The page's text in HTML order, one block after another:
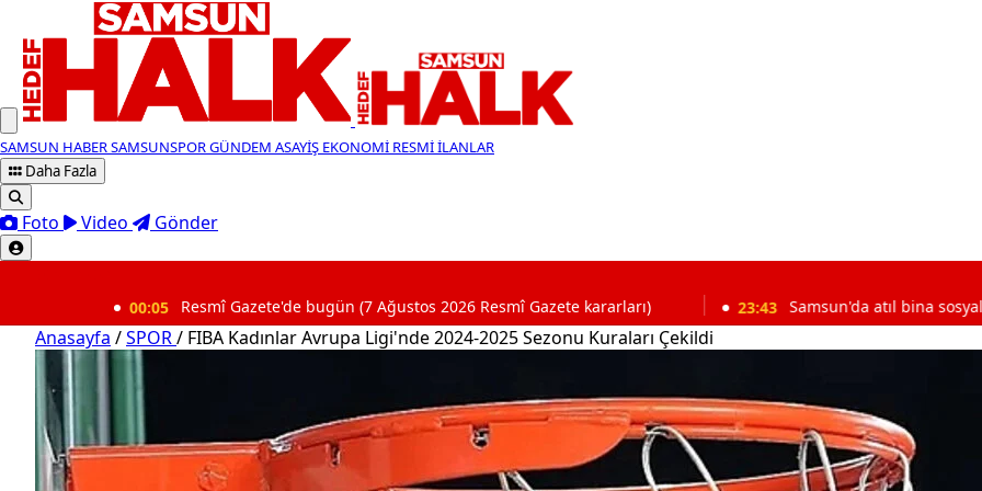
SAMSUN HABERSAMSUNSPORGÜNDEM ASAYİŞ EKONOMİ RESMİ İLANLAR
Daha Fazla
Foto Video Gönder
Resmî Gazete'de bugün (7 Ağustos 2026 Resmî Gazete kararları) 23:43 Samsun'da atıl bina sosyal yaşam
Anasayfa /SPOR/ FIBA Kadınlar Avrupa Ligi'nde 2024-2025 Sezonu Kuraları Çekildi